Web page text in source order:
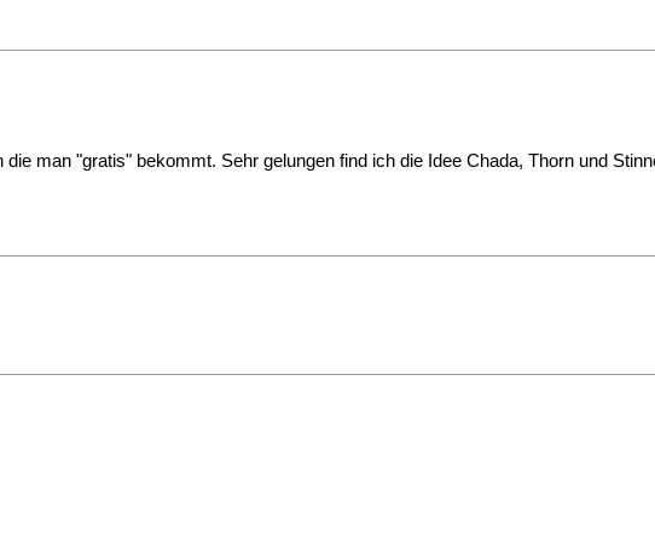
man "gratis" bekommt. Sehr gelungen find ich die Idee Chada, Thorn und